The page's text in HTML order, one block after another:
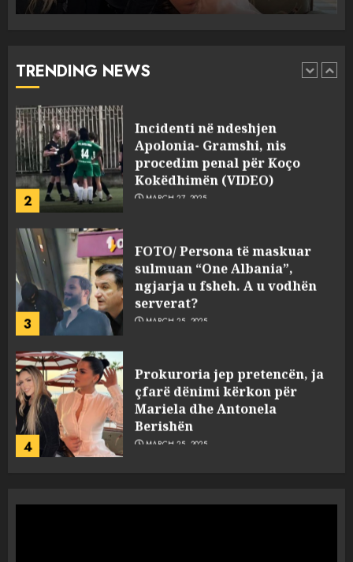
TRENDING NEWS
1
Punonjësja e UKT akuzon
pasuri të pajustifikuar
2
Incidenti në ndeshjen
Apolonia- Gramshi, nis
procedim penal për Koço
Kokëdhimën (VIDEO)
MARCH 27, 2025
3
FOTO/ Persona të maskuar
sulmuan “One Albania”,
ngjarja u fsheh. A u vodhën
serverat?
MARCH 25, 2025
4
Prokuroria jep pretencën, ja
çfarë dënimi kërkon për
Mariela dhe Antonela
Berishën
MARCH 25, 2025